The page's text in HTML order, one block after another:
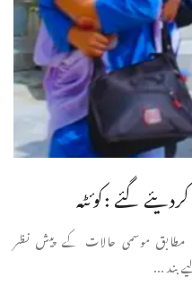
گئے :کوئٹہ
موسمی حالات کے پیش نظر
بند ...